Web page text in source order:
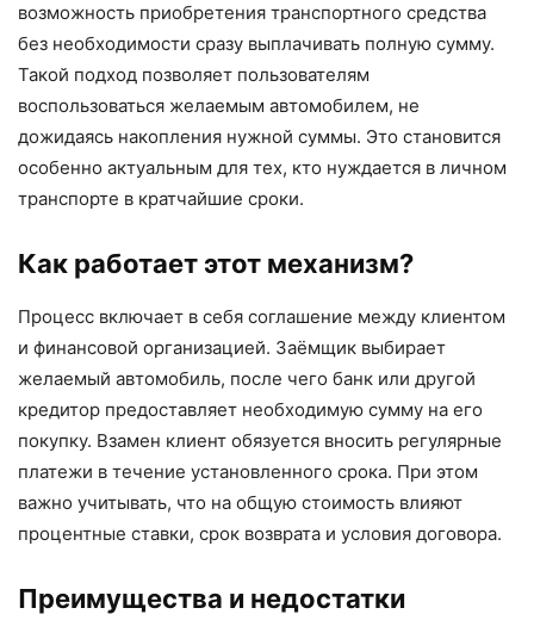
возможность приобретения транспортного средства
без необходимости сразу выплачивать полную сумму.
Такой подход позволяет пользователям
воспользоваться желаемым автомобилем, не
дожидаясь накопления нужной суммы. Это становится
особенно актуальным для тех, кто нуждается в личном
транспорте в кратчайшие сроки.
Как работает этот механизм?
Процесс включает в себя соглашение между клиентом
и финансовой организацией. Заёмщик выбирает
желаемый автомобиль, после чего банк или другой
кредитор предоставляет необходимую сумму на его
покупку. Взамен клиент обязуется вносить регулярные
платежи в течение установленного срока. При этом
важно учитывать, что на общую стоимость влияют
процентные ставки, срок возврата и условия договора.
Преимущества и недостатки